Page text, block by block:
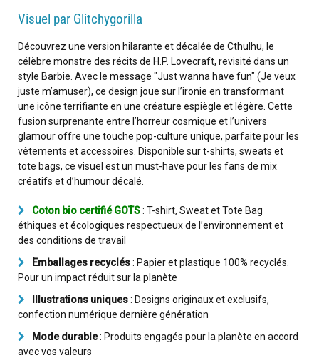
Visuel par Glitchygorilla
Découvrez une version hilarante et décalée de Cthulhu, le
célèbre monstre des récits de H.P. Lovecraft, revisité dans un
style Barbie. Avec le message "Just wanna have fun" (Je veux
juste m’amuser), ce design joue sur l’ironie en transformant
une icône terrifiante en une créature espiègle et légère. Cette
fusion surprenante entre l’horreur cosmique et l’univers
glamour offre une touche pop-culture unique, parfaite pour les
vêtements et accessoires. Disponible sur t-shirts, sweats et
tote bags, ce visuel est un must-have pour les fans de mix
créatifs et d’humour décalé.
Coton bio certifié GOTS: T-shirt, Sweat et Tote Bag
éthiques et écologiques respectueux de l’environnement et
des conditions de travail
Emballages recyclés: Papier et plastique 100% recyclés.
Pour un impact réduit sur la planète
Illustrations uniques: Designs originaux et exclusifs,
confection numérique dernière génération
Mode durable: Produits engagés pour la planète en accord
avec vos valeurs